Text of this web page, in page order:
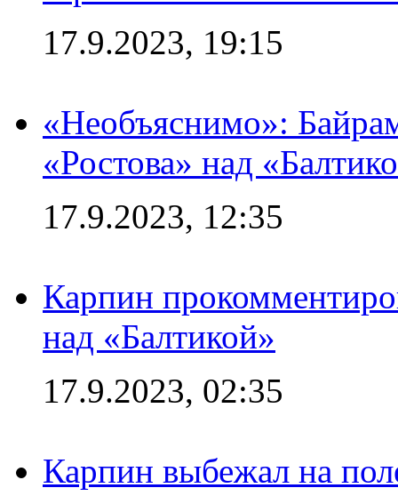
17.9.2023, 19:15
«Необъяснимо»:
«Ростова» над
17.9.2023, 12:35
Карпин
над «Балтикой»
17.9.2023, 02:35
Карпин выбежал на